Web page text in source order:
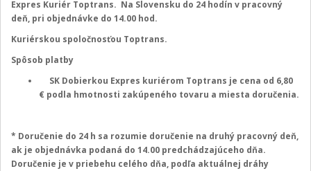
Expres Kuriér Toptrans. Na Slovensku do 24 hodín v pracovný
deň, pri objednávke do 14.00 hod.
Kuriérskou spoločnosťou Toptrans.
Spôsob platby
SK Dobierkou Expres kuriérom Toptrans je cena od 6,80
€ podla hmotnosti zakúpeného tovaru a miesta doručenia.
* Doručenie do 24 h sa rozumie doručenie na druhý pracovný deň,
ak je objednávka podaná do 14.00 predchádzajúceho dňa.
Doručenie je v priebehu celého dňa, podľa aktuálnej dráhy